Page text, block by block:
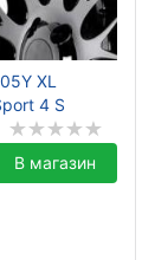
XL
4 S
В магазин